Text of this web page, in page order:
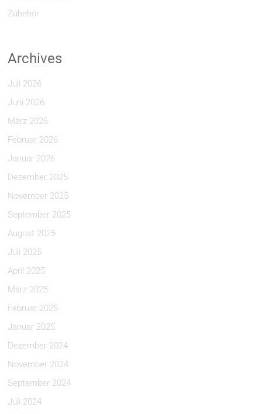
Zubehör
Archives
Juli 2026
Juni 2026
März 2026
Februar 2026
Januar 2026
Dezember 2025
November 2025
September 2025
August 2025
Juli 2025
April 2025
März 2025
Februar 2025
Januar 2025
Dezember 2024
November 2024
September 2024
Juli 2024